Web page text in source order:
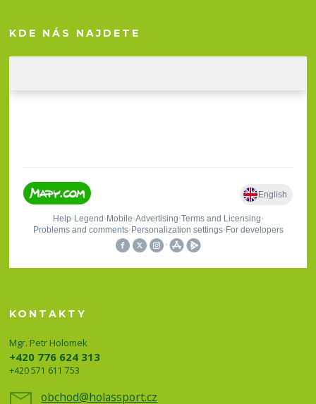
KDE NÁS NAJDETE
KONTAKTY
Mgr. Petr Holomek
+420 776 624 313
+420 571 611 753
obchod@holassport.cz